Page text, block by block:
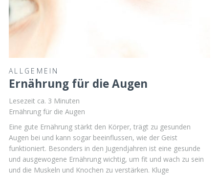
ALLGEMEIN
Ernährung für die Augen
Lesezeit ca. 3 Minuten
Ernährung für die Augen
Eine gute Ernährung stärkt den Körper, trägt zu gesunden
Augen bei und kann sogar beeinflussen, wie der Geist
funktioniert. Besonders in den Jugendjahren ist eine gesunde
und ausgewogene Ernährung wichtig, um fit und wach zu sein
und die Muskeln und Knochen zu verstärken. Kluge